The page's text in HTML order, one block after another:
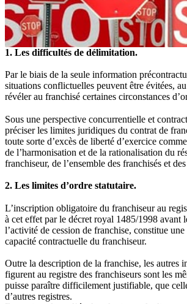
1. Les difficultés de délimitation.
Par le biais de la seule information
situations conflictuelles peuvent être évitées,
révéler au franchisé certaines circonstances
Sous une perspective concurrentielle et
préciser les limites juridiques du contrat de
toute sorte d’excès de liberté d’exercice
de l’harmonisation et de la rationalisation du
franchiseur, de l’ensemble des franchisés et
2. Les limites d’ordre statutaire.
L’inscription obligatoire du franchiseur au
à cet effet par le décret royal 1485/1998 avant
l’activité de cession de franchise, constitue
capacité contractuelle du franchiseur.
Outre la description de la franchise, les autres
figurent au registre des franchiseurs sont les
puisse paraître difficilement justifiable, que
d’autres registres.